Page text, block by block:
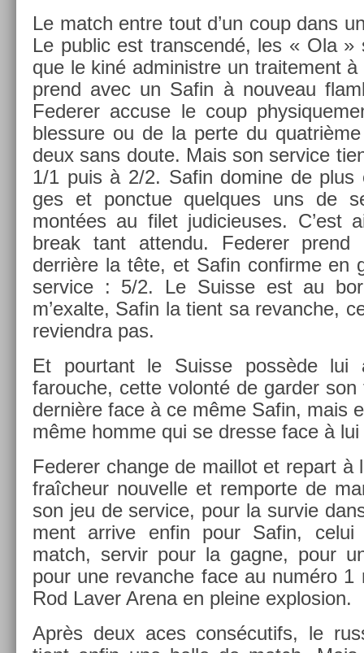
Le match entre tout d’un coup dans
Le pub­lic est trans­cendé, les « Ola »
que le kiné ad­ministre un traite­ment
prend avec un Safin à nouveau
Feder­er ac­cuse le coup
bles­sure ou de la perte du
deux sans doute. Mais son ser­vice
1/1 puis à 2/2. Safin domine de
ges et ponctue quel­ques uns de
montées au filet judicieuses. C’est
break tant at­tendu. Feder­er prend
derrière la tête, et Safin con­fir­me en
ser­vice : 5/2. Le Suis­se est au
m’exal­te, Safin la tient sa re­vanche,
re­viendra pas.
Et pour­tant le Suis­se possède lui
farouc­he, cette volonté de gard­er son
dernière face à ce même Safin, mais
même homme qui se dres­se face à lui
Feder­er chan­ge de mail­lot et re­part à
fraîcheur nouvel­le et re­mpor­te de
son jeu de ser­vice, pour la sur­vie
ment ar­rive enfin pour Safin,
match, ser­vir pour la gagne, pour
pour une re­vanche face au numéro 1
Rod Laver Arena en pleine ex­plos­ion.
Après deux aces con­sécutifs, le